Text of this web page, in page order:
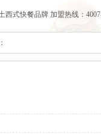
西式快餐品牌 加盟热线：